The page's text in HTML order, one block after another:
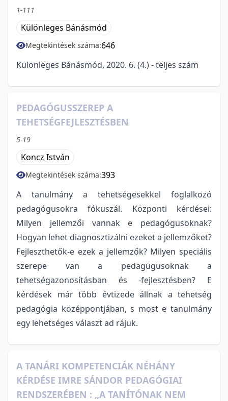
1-111
Különleges Bánásmód
Megtekintések száma:646
Különleges Bánásmód, 2020. 6. (4.) - teljes szám
PEDAGÓGUSSZEREP A
TEHETSÉGFEJLESZTÉSBEN
5-19
Koncz István
Megtekintések száma:393
A tanulmány a tehetségesekkel foglalkozó
pedagógusokra fókuszál. Központi kérdései:
Milyen jellemzői vannak e pedagógusoknak?
Hogyan lehet diagnosztizálni ezeket a jellemzőket?
Fejleszthetők-e ezek a jellemzők? Milyen speciális
szerepe van a pedagügusoknak a
tehetségazonosításban és -fejlesztésben? E
kérdések már több évtizede állnak a tehetség
pedagógia középpontjában, s most e tanulmány
egy lehetséges választ ad rájuk.
A TANÁRI KOMPETENCIÁK NÉHÁNY
KÉRDÉSE IMRE SÁNDOR PEDAGÓGIAI
RENDSZERÉBEN : „A TANÍTÓNAK NEM